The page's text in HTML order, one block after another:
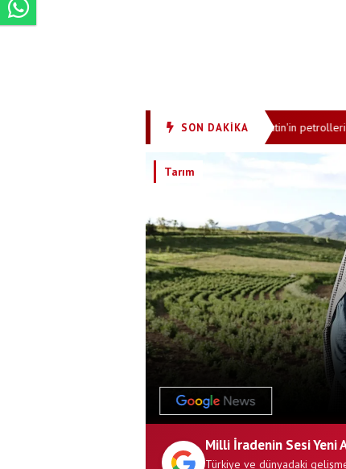
SON DAKİKA
Salah maaşını ilk geceden çıkardı Putin'in petrolleri alev
Tarım
Milli İradenin Sesi Yeni
Türkiye ve dünyadaki